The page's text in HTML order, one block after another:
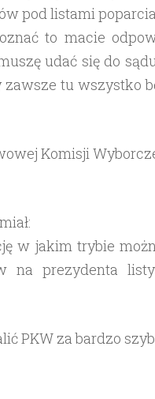
pod listami
to macie
udać się do
tu wszystko
Komisji
w jakim trybie
na prezydenta
PKW za bardzo